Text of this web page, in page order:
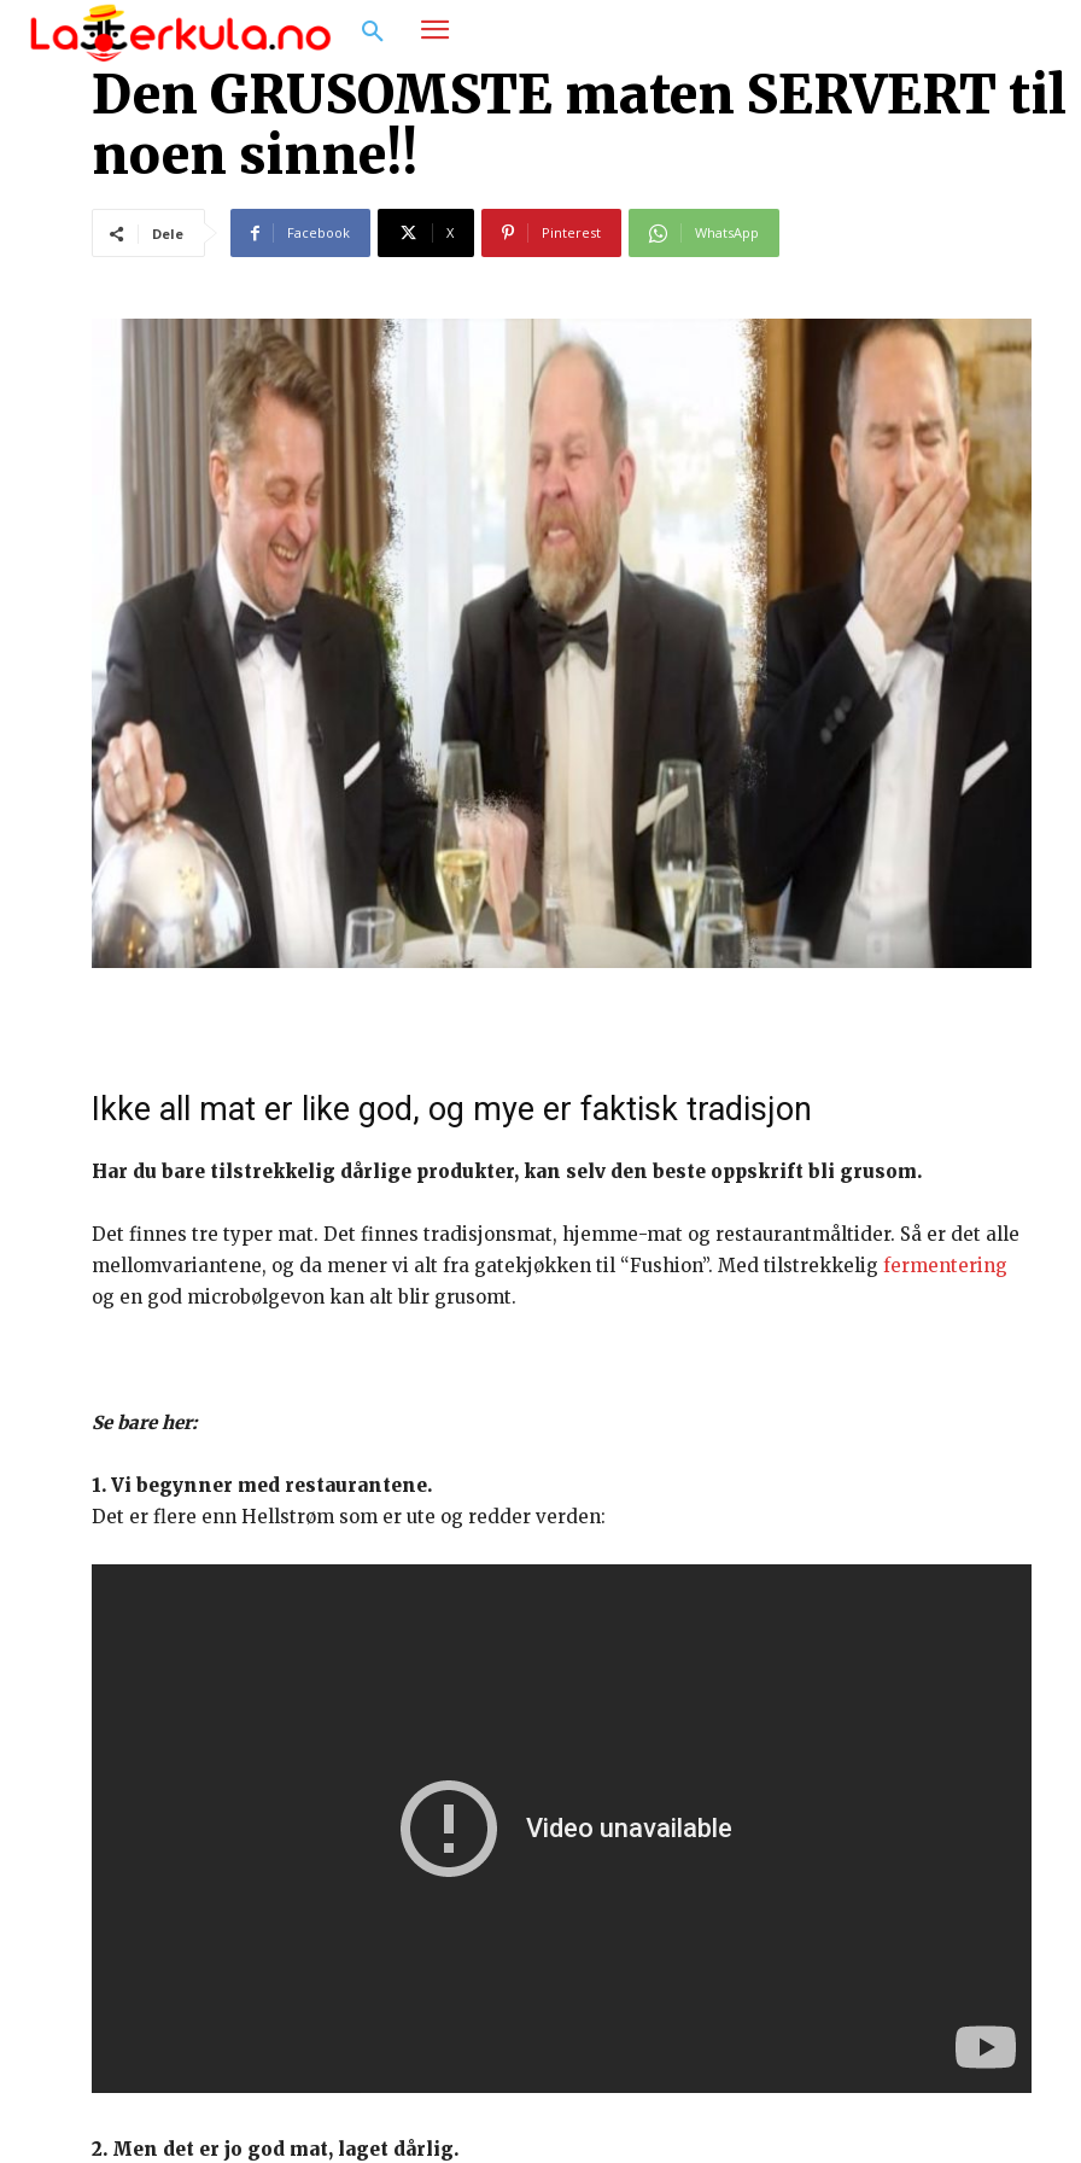
Den GRUSOMSTE maten SERVERT
noen sinne!!
Dele Facebook X Pinterest WhatsApp
Ikke all mat er like god, og mye er faktisk tradisjon
Har du bare tilstrekkelig dårlige produkter, kan selv den beste oppskrift bli grusom.
Det finnes tre typer mat. Det finnes tradisjonsmat, hjemme-mat og restaurantmåltider. Så er det alle
mellomvariantene, og da mener vi alt fra gatekjøkken til “Fushion”. Med tilstrekkelig fermentering
og en god microbølgevon kan alt blir grusomt.
Se bare her:
1. Vi begynner med restaurantene.
Det er flere enn Hellstrøm som er ute og redder verden:
2. Men det er jo god mat, laget dårlig.